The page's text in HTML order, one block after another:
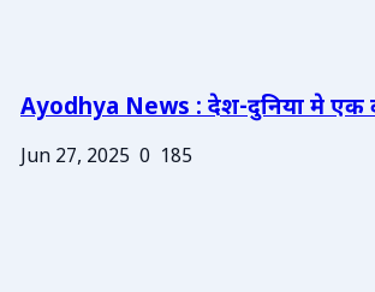
Ayodhya News : देश-दुनिया मे एक
Jun 27, 2025 0 185